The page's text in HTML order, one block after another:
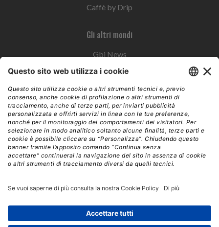
Caffè by Drip
Gli altri mondi
Gbi News
Instoremag
Esplora il gruppo
Edra Edizioni
Edizioni LSWR
LSWR Group
Mixer è un prodotto del network Edra Edizioni. Direzione, amministrazione,
redazione, pubblicità | © Copyright 2026 – Tutti i diritti riservati | Partita IVA e C.F.